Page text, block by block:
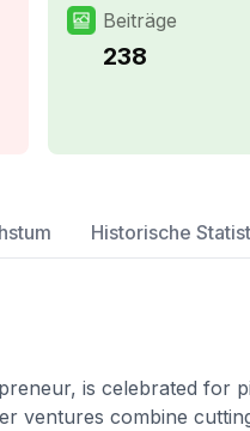
Beiträge
238
Historische
is celebrated for
ventures combine